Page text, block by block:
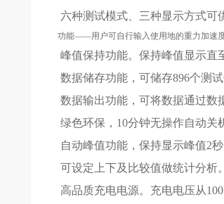
六种测试模式、三种显示方式
功能——用户可自行输入使用地的重力加速
峰值保持功能。保持峰值显示直
数据储存功能，可储存896个测试
数据输出功能，可将数据通过数
绿色环保，10分钟无操作自动关
自动峰值功能，保持显示峰值2秒
可设定上下及比较值做统计分析。
高品质充电电源。充电电压从